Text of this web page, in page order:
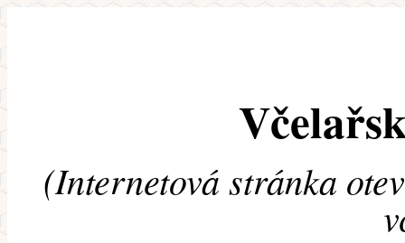
(Internetová stránka